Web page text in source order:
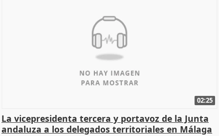
02:25
La vicepresidenta tercera y portavoz de la Junta
andaluza a los delegados territoriales en Málaga